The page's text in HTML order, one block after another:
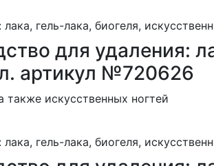
для удаления:
артикул №720626
также искусственных ногтей